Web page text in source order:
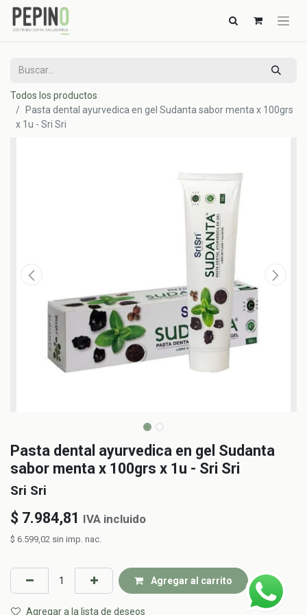
Todos los productos
Pasta dental ayurvedica en gel Sudanta sabor menta x 100grs
x 1u - Sri Sri
Pasta dental ayurvedica en gel Sudanta
sabor menta x 100grs x 1u - Sri Sri
Sri Sri
$ 7.984,81 IVA incluido
$ 6.599,02 sin imp. nac.
Agregar al carrito
Agregar a la lista de deseos